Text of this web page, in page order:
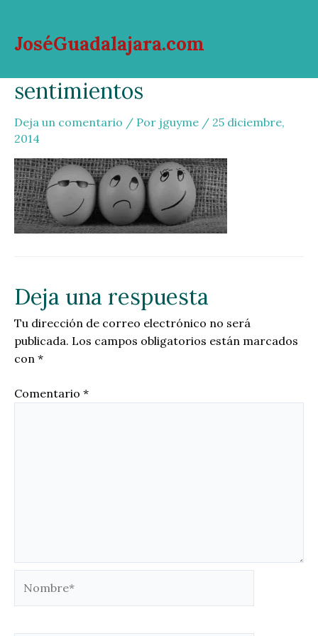
contenido
JoséGuadalajara.com
sentimientos
Deja un comentario / Por jguyme / 25 diciembre,
2014
Deja una respuesta
Tu dirección de correo electrónico no será
publicada. Los campos obligatorios están marcados
con *
Comentario *